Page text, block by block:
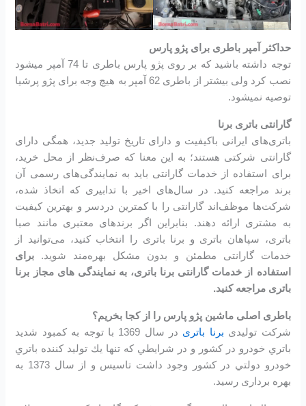
حداکثر آمپر باطری برای پژو پارس
توجه داشته باشید که بر روی پژو پارس باطری تا 74 آمپر میشود
نصب کرد ولی بیشتر از باطری 62 آمپر به هیچ وجه برای پژو پرشیا
توصیه نمیشود.
گارانتی باتری برنا
باتری‌های ایرانی باکیفیت و دارای تاریخ تولید جدید، همگی دارای
گارانتی شرکتی هستند؛ به این معنا که صرف‌نظر از محل خرید،
برای استفاده از خدمات گارانتی باید به نمایندگی‌های رسمی آن
برند مراجعه کنید. در سال‌های اخیر با تدابیری که اتخاذ شده،
شرکت‌ها موظف‌اند گارانتی را با کمترین دردسر و بهترین کیفیت
به مشتری ارائه دهند. بنابراین اگر برندهای معتبری مانند صبا
باتری، سپاهان باتری و برنا باتری را انتخاب کنید، می‌توانید از
خدمات گارانتی مطمئن و بدون مشکل بهره‌مند شوید. برای
استفاده از خدمات گارانتی برنا باتری، به نمایندگی های مجاز برنا
باتری مراجعه کنید.
باطری اصلی ماشین پژو پارس را از کجا بخریم؟
شرکت تولیدی برنا باتری
در سال 1369 با توجه به كمبود شديد
باتري خودرو در كشور و در شرايطي كه تنها يك توليد كننده باتري
خودرو دولتي در كشور وجود داشت تاسیس و از سال 1373 به
بهره برداری رسید.